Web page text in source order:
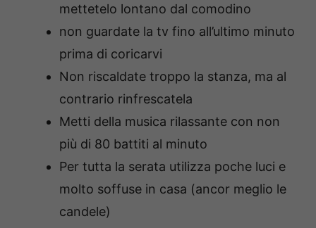
mettetelo lontano dal comodino
non guardate la tv fino all’ultimo minuto
prima di coricarvi
Non riscaldate troppo la stanza, ma al
contrario rinfrescatela
Metti della musica rilassante con non
più di 80 battiti al minuto
Per tutta la serata utilizza poche luci e
molto soffuse in casa (ancor meglio le
candele)